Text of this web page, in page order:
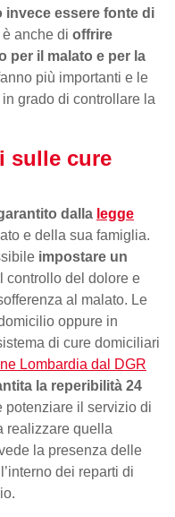
essere fonte di
anche di offrire
per il malato e per la
più importanti e le
grado di controllare la
sulle cure
dalla legge
e della sua famiglia.
impostare un
controllo del dolore e
al malato. Le
oppure in
di cure domiciliari
Lombardia dal DGR
la reperibilità 24
potenziare il servizio di
realizzare quella
la presenza delle
dei reparti di